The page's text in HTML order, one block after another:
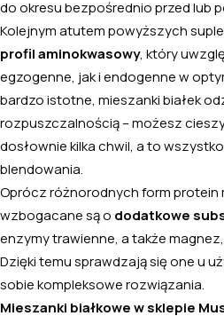
do okresu bezpośrednio przed lub
Kolejnym atutem powyższych
profil aminokwasowy, który
egzogenne, jak i endogenne w
bardzo istotne, mieszanki białek
rozpuszczalnością – możesz
dosłownie kilka chwil, a to
blendowania.
Oprócz różnorodnych form protein
wzbogacane są o dodatkowe
enzymy trawienne , a także
Dzięki temu sprawdzają się one u
sobie kompleksowe rozwiązania.
Mieszanki białkowe w sklepie